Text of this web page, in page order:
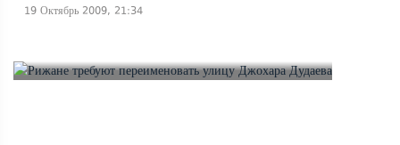
19 Октябрь 2009, 21:34